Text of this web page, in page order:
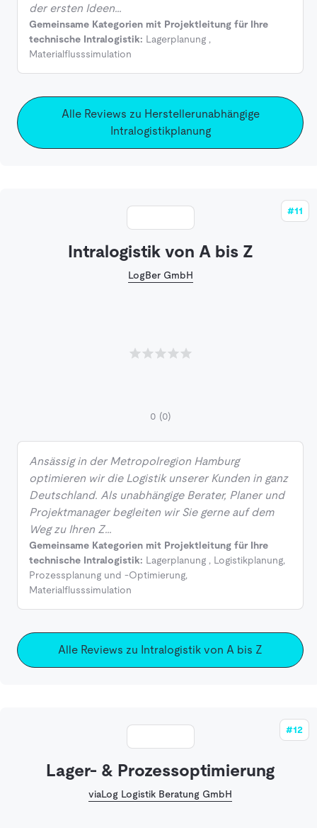
der ersten Ideen…
Gemeinsame Kategorien mit Projektleitung für Ihre
technische Intralogistik: Lagerplanung ,
Materialflusssimulation
Alle Reviews zu Herstellerunabhängige
Intralogistikplanung
#11
Intralogistik von A bis Z
LogBer GmbH
0 (0)
Ansässig in der Metropolregion Hamburg
optimieren wir die Logistik unserer Kunden in ganz
Deutschland. Als unabhängige Berater, Planer und
Projektmanager begleiten wir Sie gerne auf dem
Weg zu Ihren Z…
Gemeinsame Kategorien mit Projektleitung für Ihre
technische Intralogistik: Lagerplanung , Logistikplanung,
Prozessplanung und -Optimierung,
Materialflusssimulation
Alle Reviews zu Intralogistik von A bis Z
#12
Lager- & Prozessoptimierung
viaLog Logistik Beratung GmbH